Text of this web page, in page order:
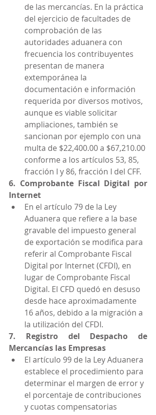
de las mercancías. En la práctica
del ejercicio de facultades de
comprobación de las
autoridades aduanera con
frecuencia los contribuyentes
presentan de manera
extemporánea la
documentación e información
requerida por diversos motivos,
aunque es viable solicitar
ampliaciones, también se
sancionan por ejemplo con una
multa de $22,400.00 a $67,210.00
conforme a los artículos 53, 85,
fracción I y 86, fracción I del CFF.
6. Comprobante Fiscal Digital por
Internet
En el artículo 79 de la Ley
Aduanera que refiere a la base
gravable del impuesto general
de exportación se modifica para
referir al Comprobante Fiscal
Digital por Internet (CFDI), en
lugar de Comprobante Fiscal
Digital. El CFD quedó en desuso
desde hace aproximadamente
16 años, debido a la migración a
la utilización del CFDI.
7. Registro del Despacho de
Mercancías las Empresas
El artículo 99 de la Ley Aduanera
establece el procedimiento para
determinar el margen de error y
el porcentaje de contribuciones
y cuotas compensatorias